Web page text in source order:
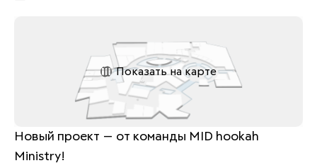
Показать на карте
Новый проект — от команды MID hookah
Ministry!